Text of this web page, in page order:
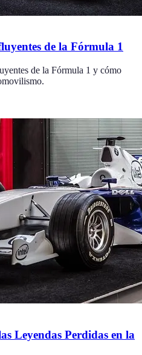
de la Fórmula 1
de la Fórmula 1 y cómo
Leyendas Perdidas en la